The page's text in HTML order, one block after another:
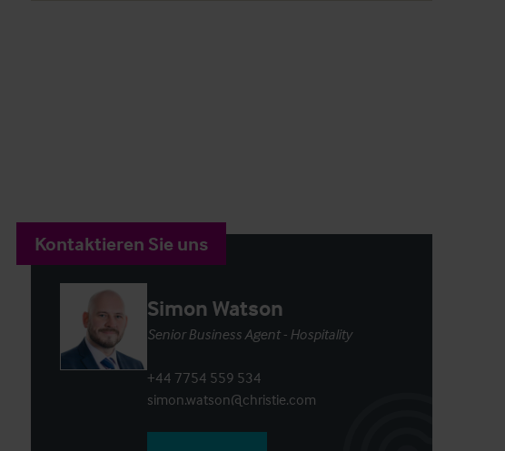
Kontaktieren Sie uns
Simon Watson
Senior Business Agent - Hospitality
+44 7754 559 534
simon.watson@christie.com